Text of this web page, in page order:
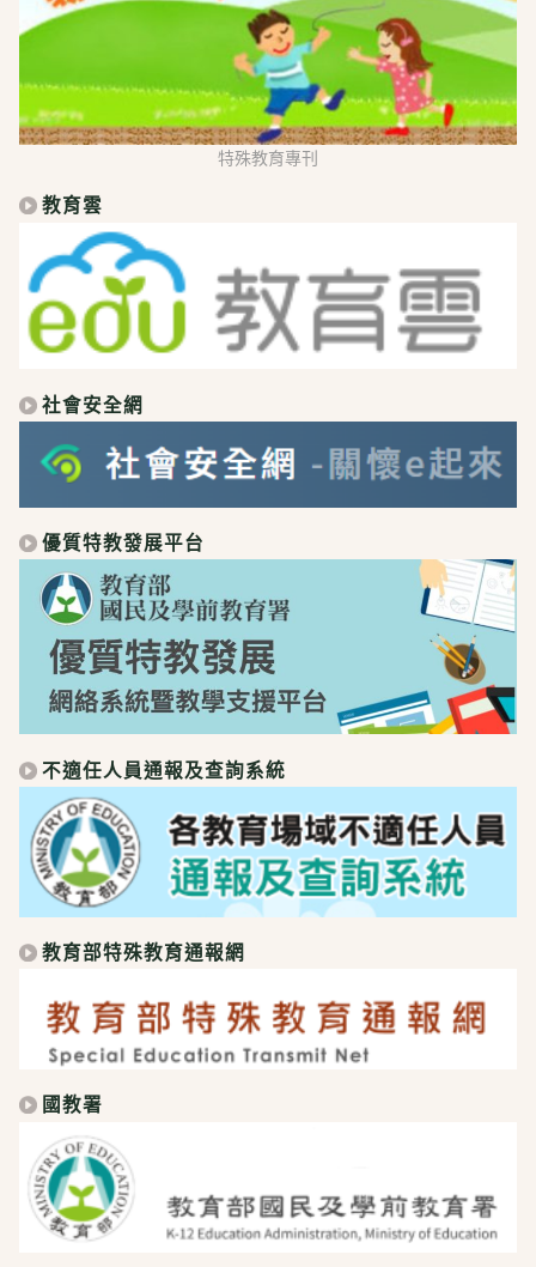
特殊教育專刊
教育雲
社會安全網
優質特教發展平台
不適任人員通報及查詢系統
教育部特殊教育通報網
國教署